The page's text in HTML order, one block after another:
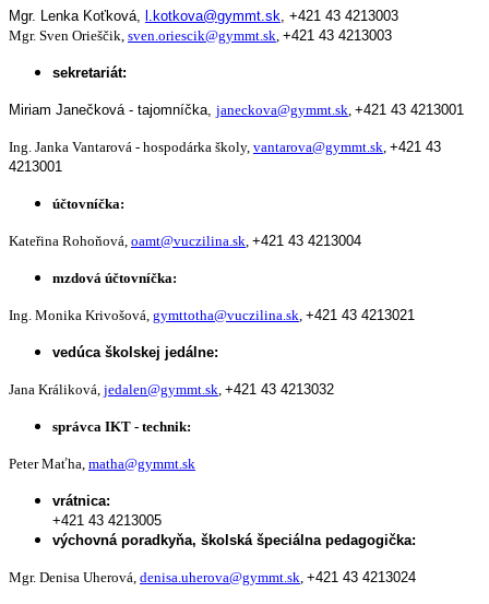
Mgr. Lenka Koťková, l.kotkova@gymmt.sk +421 43 4213003
Mgr. Sven Orieščik, sven.oriescik@gymmt.sk +421 43 4213003
sekretariát:
Miriam Janečková - tajomníčka, janeckova@gymmt.sk +421 43 4213001
Ing. Janka Vantarová - hospodárka školy, vantarova@gymmt.sk +421 43
4213001
účtovníčka:
Kateřina Rohoňová, oamt@vuczilina.sk +421 43 4213004
mzdová účtovníčka:
Ing. Monika Krivošová, gymttotha@vuczilina.sk +421 43 4213021
vedúca školskej jedálne:
Jana Králiková, jedalen@gymmt.sk +421 43 4213032
správca IKT - technik:
Peter Maťha, matha@gymmt.sk
vrátnica:
+421 43 4213005
výchovná poradkyňa, školská špeciálna pedagogička:
Mgr. Denisa Uherová, denisa.uherova@gymmt.sk +421 43 4213024